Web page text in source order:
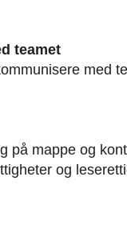
teamet
med
på mappe og
og